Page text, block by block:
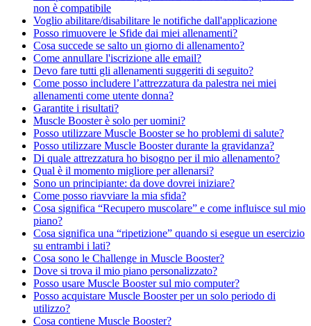
non è compatibile
Voglio abilitare/disabilitare le notifiche dall'applicazione
Posso rimuovere le Sfide dai miei allenamenti?
Cosa succede se salto un giorno di allenamento?
Come annullare l'iscrizione alle email?
Devo fare tutti gli allenamenti suggeriti di seguito?
Come posso includere l’attrezzatura da palestra nei miei
allenamenti come utente donna?
Garantite i risultati?
Muscle Booster è solo per uomini?
Posso utilizzare Muscle Booster se ho problemi di salute?
Posso utilizzare Muscle Booster durante la gravidanza?
Di quale attrezzatura ho bisogno per il mio allenamento?
Qual è il momento migliore per allenarsi?
Sono un principiante: da dove dovrei iniziare?
Come posso riavviare la mia sfida?
Cosa significa “Recupero muscolare” e come influisce sul mio
piano?
Cosa significa una “ripetizione” quando si esegue un esercizio
su entrambi i lati?
Cosa sono le Challenge in Muscle Booster?
Dove si trova il mio piano personalizzato?
Posso usare Muscle Booster sul mio computer?
Posso acquistare Muscle Booster per un solo periodo di
utilizzo?
Cosa contiene Muscle Booster?